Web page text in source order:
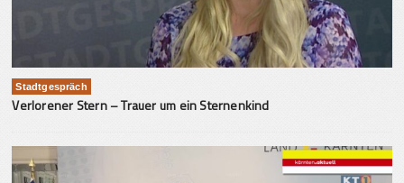
Stadtgespräch
Verlorener Stern – Trauer um ein Sternenkind